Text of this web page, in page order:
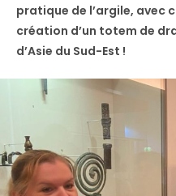
pratique de l’argile,
création d’un totem de
d’Asie du Sud-Est !